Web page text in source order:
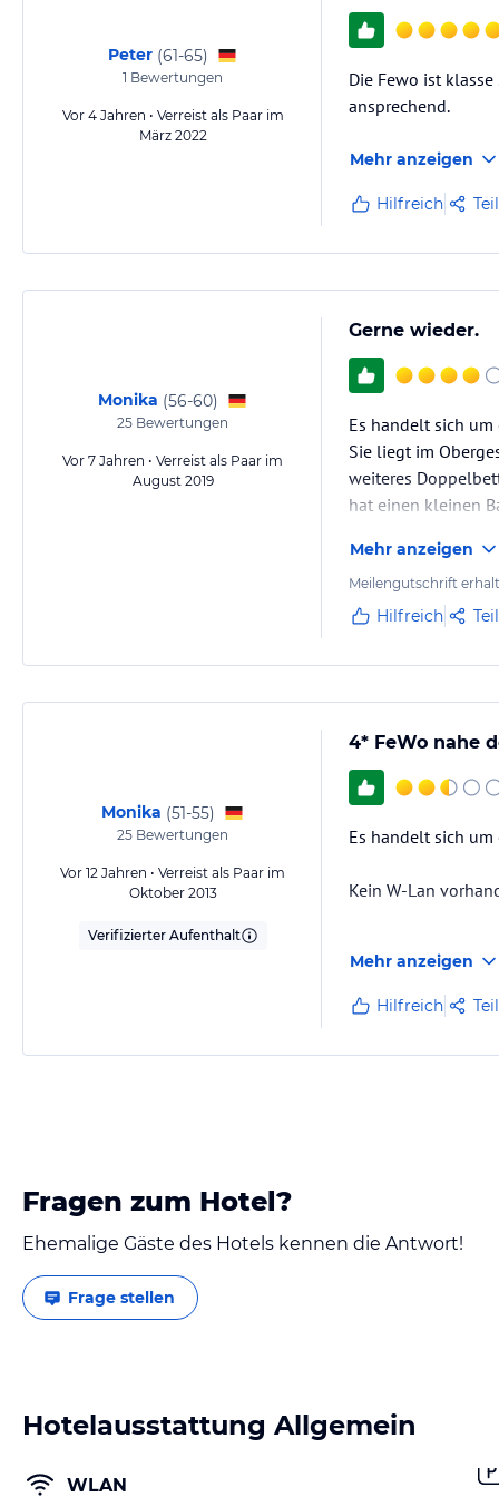
Peter (61-65)
1 Bewertungen
Vor 4 Jahren • Verreist als Paar im
März 2022
Die Fewo ist
ansprechend.
Mehr anzeigen
Hilfreich
Monika (56-60)
25 Bewertungen
Vor 7 Jahren • Verreist als Paar im
August 2019
Gerne wieder.
Es handelt sich
Sie liegt im
weiteres
hat einen kleinen
Mehr anzeigen
Meilengutschrift
Hilfreich
Monika (51-55)
25 Bewertungen
Vor 12 Jahren • Verreist als Paar im
Oktober 2013
Verifizierter Aufenthalt
4* FeWo nahe
Es handelt sich
Kein W-Lan
Die Wohnung
den Anbieter
Mehr anzeigen
Hilfreich
Fragen zum Hotel?
Ehemalige Gäste des Hotels kennen die Antwort!
Frage stellen
Hotelausstattung Allgemein
WLAN